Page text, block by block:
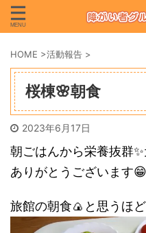
HOME >活動報告 >
桜棟🌸朝食
2023年6月17日
朝ごはんから栄養抜群
ありがとうございます😁
旅館の朝食🍙と思うほ